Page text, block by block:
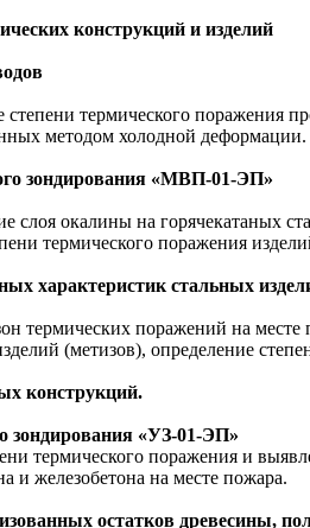
конструкций и изделий
степени термического поражения
методом холодной деформации.
зондирования «МВП-01-ЭП»
слоя окалины на горячекатаных
термического поражения
характеристик стальных
термических поражений на месте
(метизов), определение
конструкций.
зондирования «УЗ-01-ЭП»
термического поражения и
и железобетона на месте пожара.
остатков древесины,